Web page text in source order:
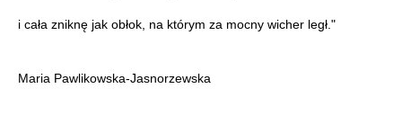
i cała zniknę jak obłok, na którym za mocny wicher legł."
Maria Pawlikowska-Jasnorzewska